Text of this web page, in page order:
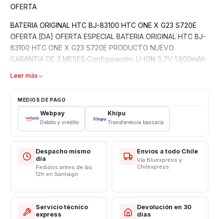
OFERTA
BATERIA ORIGINAL HTC BJ-83100 HTC ONE X G23 S720E
OFERTA [DA] OFERTA ESPECIAL BATERIA ORIGINAL HTC BJ-
83100 HTC ONE X G23 S720E PRODUCTO NUEVO
GARANTIA DE 3 MESES Configuración: LI-ION 3,7V 1.800mAh
UNA COMPRA SEGURA Y GARANTIZADA
[http://listado.mercadolibre.cl/_CustId_144066650]
Leer más
MEDIOS DE PAGO
Webpay
Débito y crédito
Khipu
Transferencia bancaria
Despacho mismo
día
Pedidos antes de las
12h en Santiago
Envíos a todo Chile
Vía Bluexpress y
Chilexpress
Servicio técnico
express
Devolución en 30
días